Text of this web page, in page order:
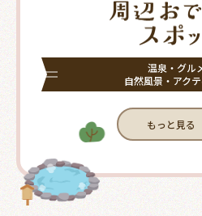
温泉・グル
自然風景・アク
もっと見る